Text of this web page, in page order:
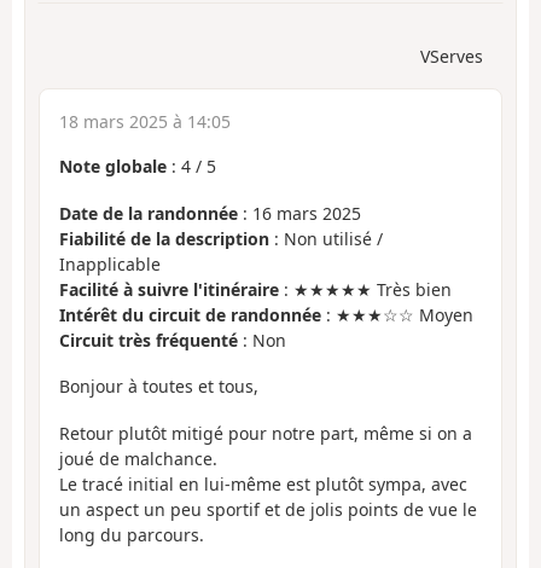
VServes
18 mars 2025 à 14:05
Note globale : 4 / 5
Date de la randonnée : 16 mars 2025
Fiabilité de la description : Non utilisé /
Inapplicable
Facilité à suivre l'itinéraire : ★★★★★ Très bien
Intérêt du circuit de randonnée : ★★★☆☆ Moyen
Circuit très fréquenté : Non
Bonjour à toutes et tous,
Retour plutôt mitigé pour notre part, même si on a
joué de malchance.
Le tracé initial en lui-même est plutôt sympa, avec
un aspect un peu sportif et de jolis points de vue le
long du parcours.